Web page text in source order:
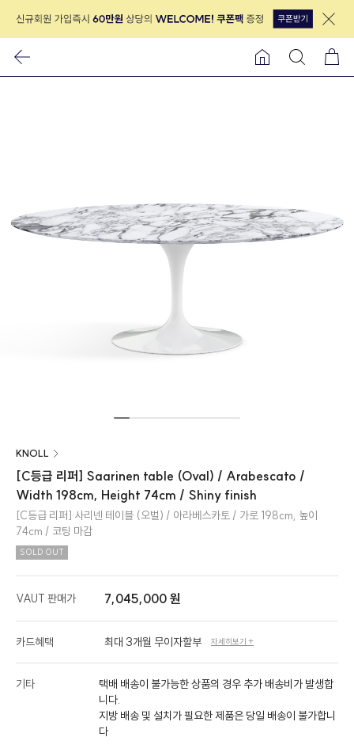
KNOLL
[C등급 리퍼] Saarinen table (Oval) / Arabescato /
Width 198cm, Height 74cm / Shiny finish
[C등급 리퍼] 사리넨 테이블 (오벌) / 아라베스카토 / 가로 198cm, 높이
74cm / 코팅 마감
SOLD OUT
VAUT 판매가 7,045,000 원
카드혜택 최대 3개월 무이자할부 자세히보기 +
기타
택배 배송이 불가능한 상품의 경우 추가 배송비가 발생합
니다.
지방 배송 및 설치가 필요한 제품은 당일 배송이 불가합니
다